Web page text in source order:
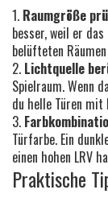
1. Raumgröße
besser, weil er
belüfteten
2. Lichtquelle
Spielraum. Wenn
du helle Türen mit
3.
Türfarbe. Ein
einen hohen LRV
Praktische